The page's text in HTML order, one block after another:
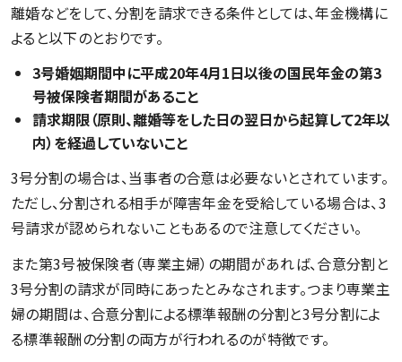
離婚などをして、分割を請求できる条件としては、年金機構に
よると以下のとおりです。
3号婚姻期間中に平成20年4月1日以後の国民年金の第3
号被保険者期間があること
請求期限（原則、離婚等をした日の翌日から起算して2年以
内）を経過していないこと
3号分割の場合は、当事者の合意は必要ないとされています。
ただし、分割される相手が障害年金を受給している場合は、3
号請求が認められないこともあるので注意してください。
また第3号被保険者（専業主婦）の期間があれば、合意分割と
3号分割の請求が同時にあったとみなされます。つまり専業主
婦の期間は、合意分割による標準報酬の分割と3号分割によ
る標準報酬の分割の両方が行われるのが特徴です。